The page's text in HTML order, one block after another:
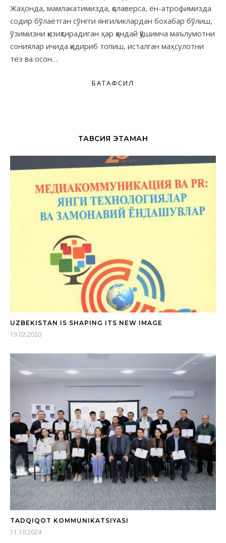
Жаҳонда, мамлакатимизда, қолаверса, ён-атрофимизда
содир бўлаётган сўнгги янгиликлардан бохабар бўлиш,
ўзимизни қизиқтирадиган ҳар қандай қўшимча маълумотни
сониялар ичида қидириб топиш, исталган маҳсулотни
тез ва осон…
БАТАФСИЛ
ТАВСИЯ ЭТАМАН
UZBEKISTAN IS SHAPING ITS NEW IMAGE
19.02.2020
TADQIQOT KOMMUNIKATSIYASI
11.10.2024